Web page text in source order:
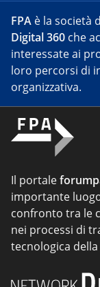
FPA è la società
Digital 360 che
interessate ai
loro percorsi di
organizzativa.
Il portale
importante
confronto tra le
nei processi di
tecnologica della